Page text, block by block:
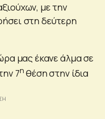
με την
στη δεύτερη
μας έκανε άλμα σε
7ηθέση στην ίδια